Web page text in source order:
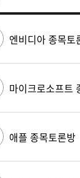
엔비디아 종목토
마이크로소프트
애플 종목토론방